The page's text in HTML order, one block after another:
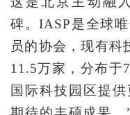
碑。IASP是全球
员的协会，现有科
11.5万家，分布于
国际科技园区提